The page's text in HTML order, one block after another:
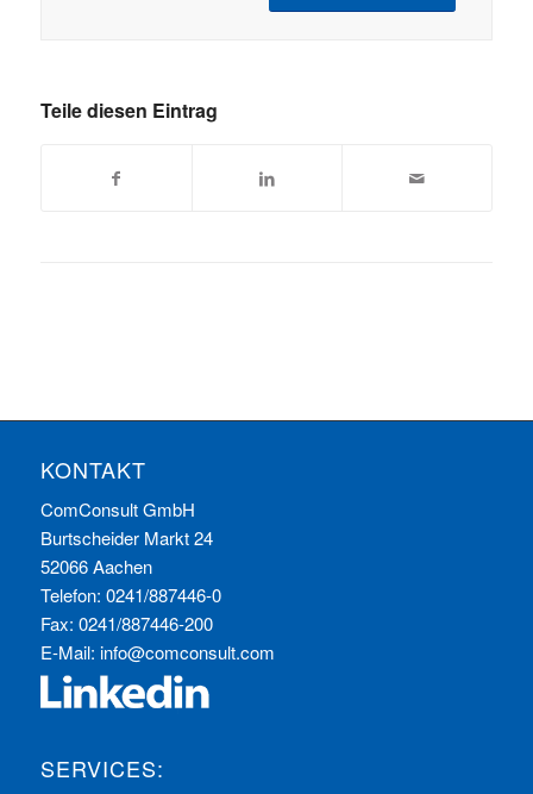
Teile diesen Eintrag
KONTAKT
ComConsult GmbH
Burtscheider Markt 24
52066 Aachen
Telefon: 0241/887446-0
Fax: 0241/887446-200
E-Mail: info@comconsult.com
SERVICES: